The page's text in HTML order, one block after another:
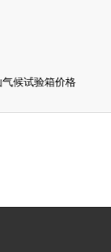
候试验箱价格